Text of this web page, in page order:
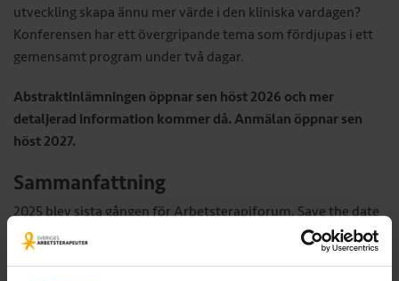
utveckling skapa ännu mer värde i den kliniska vardagen?
Konferensen har ett övergripande tema som fördjupas i ett
gemensamt program under två dagar.
Abstraktinlämningen öppnar sen höst 2026 och mer
detaljerad information kommer då. Anmälan öppnar sen
höst 2027.
Sammanfattning
2025 blev sista gången för Arbetsterapiforum.Save the date
för den nya konferensen: Mötesplats arbetsterapi 2028!
28−29 mars i centrala Stockholm.